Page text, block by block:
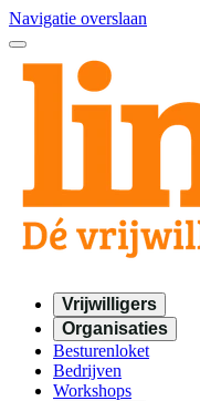
Navigatie overslaan
Vrijwilligers
Organisaties
Besturenloket
Bedrijven
Workshops